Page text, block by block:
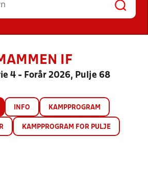
IF
4 - Forår 2026, Pulje 68
INFO KAMPPROGRAM
KAMPPROGRAM FOR PULJE